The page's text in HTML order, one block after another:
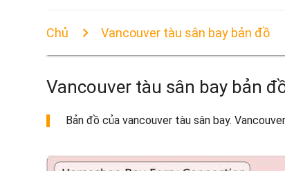
Chủ Vancouver tàu sân bay bản đồ
Vancouver tàu sân bay bản
Bản đồ của vancouver tàu sân bay.